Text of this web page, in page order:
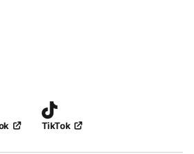
TikTok